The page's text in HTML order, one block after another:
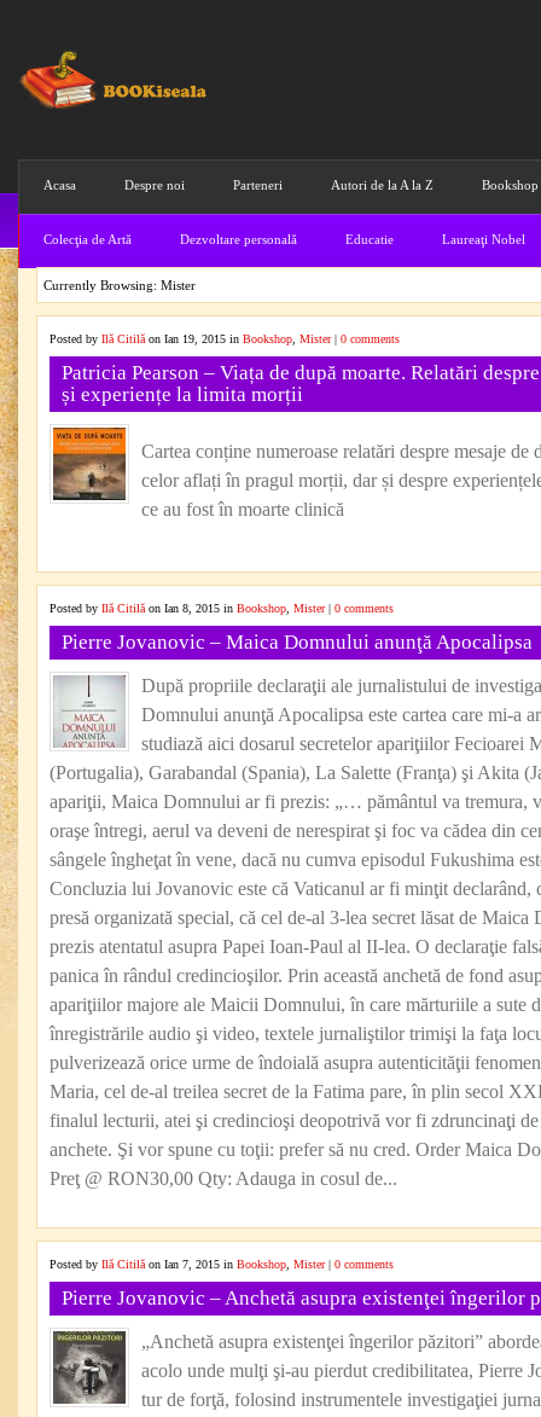
Acasa Despre noi Parteneri Autori de la A la Z Bookshop
Colecţia de Artă Dezvoltare personală Educatie Laureaţi Nobel
Currently Browsing: Mister
Posted by Ilă Citilă on Ian 19, 2015 in Bookshop Mister| 0 comments
Patricia Pearson – Viața de după moarte. Relatări
și experiențe la limita morții
Cartea conține numeroase relatări despre mesaje de
celor aflați în pragul morții, dar și despre
ce au fost în moarte clinică
Posted by Ilă Citilă on Ian 8, 2015 in Bookshop Mister| 0 comments
Pierre Jovanovic – Maica Domnului anunţă Apocalipsa
După propriile declaraţii ale jurnalistului de
Domnului anunţă Apocalipsa este cartea care mi-a
studiază aici dosarul secretelor apariţiilor Fecioarei
(Portugalia), Garabandal (Spania), La Salette (Franţa) şi Akita
apariţii, Maica Domnului ar fi prezis: „… pământul va tremura,
oraşe întregi, aerul va deveni de nerespirat şi foc va cădea din
sângele îngheţat în vene, dacă nu cumva episodul Fukushima
Concluzia lui Jovanovic este că Vaticanul ar fi minţit declarând,
presă organizată special, că cel de-al 3-lea secret lăsat de
prezis atentatul asupra Papei Ioan-Paul al II-lea. O declaraţie
panica în rândul credincioşilor. Prin această anchetă de fond
apariţiilor majore ale Maicii Domnului, în care mărturiile a sute
înregistrările audio şi video, textele jurnaliştilor trimişi la faţa
pulverizează orice urme de îndoială asupra autenticităţii
Maria, cel de-al treilea secret de la Fatima pare, în plin secol
finalul lecturii, atei şi credincioşi deopotrivă vor fi zdruncinaţi de
anchete. Şi vor spune cu toţii: prefer să nu cred. Order Maica
Preţ @ RON30,00 Qty: Adauga in cosul de...
Posted by Ilă Citilă on Ian 7, 2015 in Bookshop Mister| 0 comments
Pierre Jovanovic – Anchetă asupra existenţei îngerilor
„Anchetă asupra existenţei îngerilor păzitori”
acolo unde mulţi şi-au pierdut credibilitatea, Pierre
tur de forţă, folosind instrumentele investigaţiei